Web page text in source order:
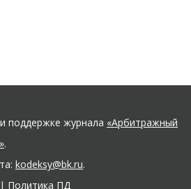
поддержке журнала «Арбитражный
.
kodeksy@bk.ru.
| Политика ПД